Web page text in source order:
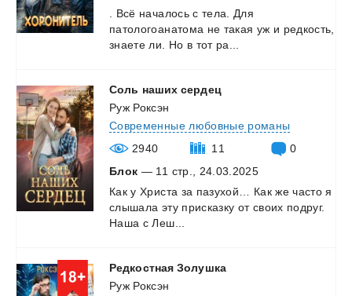
Всё началось с тела.
Для
патологоанатома не такая уж и редкость,
знаете ли. Но в тот ра...
Соль наших сердец
Руж Роксэн
Современные любовные романы
2940
11
0
Блок — 11 стр., 24.03.2025
Как у Христа за пазухой… Как же часто я
слышала эту присказку от своих подруг.
Наша с Леш...
Редкостная Золушка
Руж Роксэн